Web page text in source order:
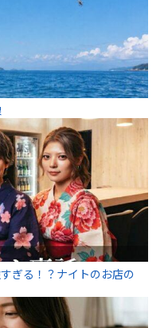
ぎる！？ナイトのお店の